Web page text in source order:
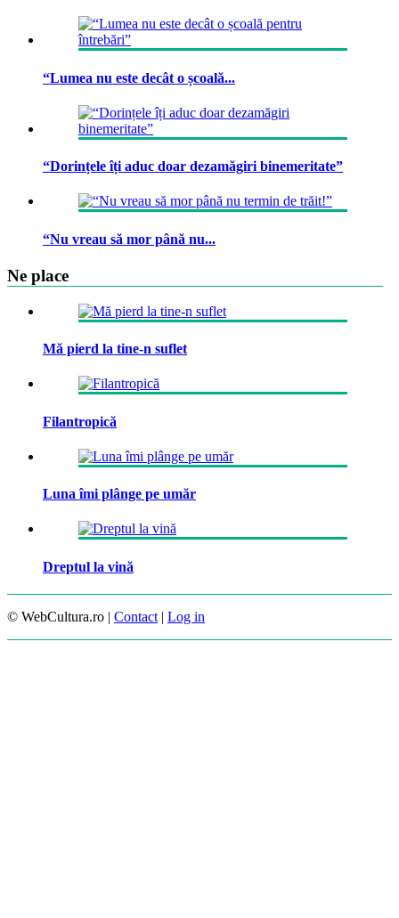
“Lumea nu este decât o școală...
“Dorințele îți aduc doar dezamăgiri binemeritate”
“Nu vreau să mor până nu...
Ne place
Mă pierd la tine-n suflet
Filantropică
Luna îmi plânge pe umăr
Dreptul la vină
© WebCultura.ro | Contact | Log in